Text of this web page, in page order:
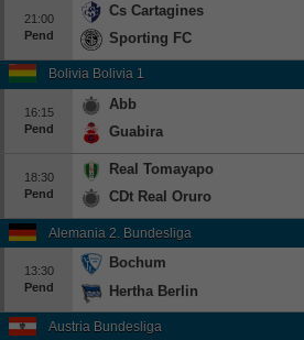
21:00
Pend
Cs Cartagines
Sporting FC
Bolivia Bolivia 1
16:15
Pend
Abb
Guabira
18:30
Pend
Real Tomayapo
CDt Real Oruro
Alemania 2. Bundesliga
13:30
Pend
Bochum
Hertha Berlin
Austria Bundesliga